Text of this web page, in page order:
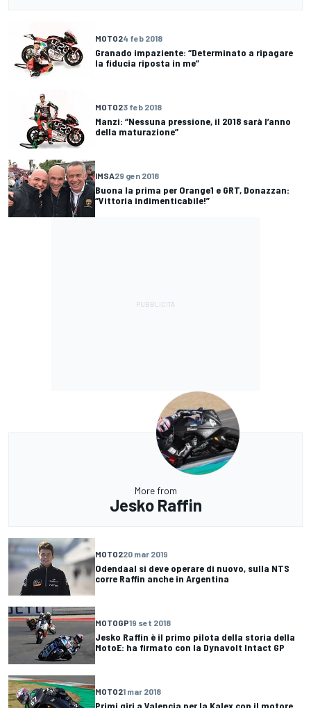
MOTO24 feb 2018
Granado impaziente: “Determinato a ripagare
la fiducia riposta in me”
MOTO23 feb 2018
Manzi: “Nessuna pressione, il 2018 sarà l’anno
della maturazione”
IMSA29 gen 2018
Buona la prima per Orange1 e GRT, Donazzan:
“Vittoria indimenticabile!”
More from
Jesko Raffin
MOTO220 mar 2019
Odendaal si deve operare di nuovo, sulla NTS
corre Raffin anche in Argentina
MOTOGP19 set 2018
Jesko Raffin è il primo pilota della storia della
MotoE: ha firmato con la Dynavolt Intact GP
MOTO21 mar 2018